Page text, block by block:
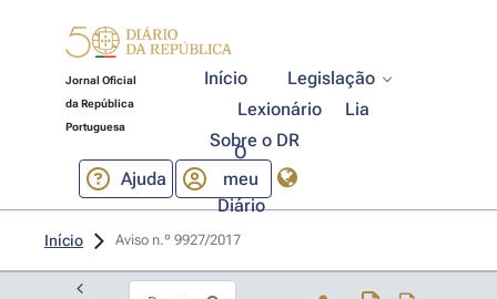
Jornal Oficial
da República
Portuguesa
Início
Legislação
Lexionário
Lia
Sobre o DR
Ajuda
O
meu
Diário
Início Aviso n.º 9927/2017